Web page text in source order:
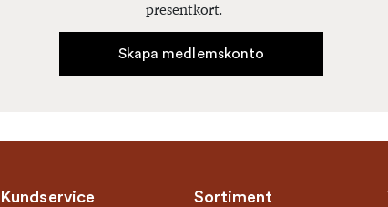
presentkort.
Skapa medlemskonto
Kundservice Sortiment